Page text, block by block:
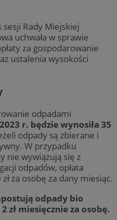
Rady Miejskiej
uchwała w sprawie
za gospodarowanie
ustalenia wysokości
odpadami
r. będzie wynosiła 35
odpady są zbierane i
W przypadku
nie wywiązują się z
odpadów, opłata
za osobę za dany miesiąc.
odpady bio
zł miesięcznie za osobę.